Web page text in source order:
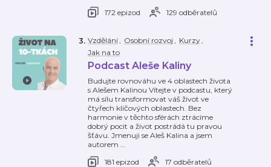
172 epizod
129 odběratelů
Vzdělání, Osobní rozvoj , Kurzy,
Jak na to
Podcast Aleše Kaliny
Budujte rovnováhu ve 4 oblastech života
s Alešem Kalinou Vítejte v podcastu, který
má sílu transformovat váš život ve
čtyřech klíčových oblastech. Bez
harmonie v těchto sférách ztrácíme
dobrý pocit a život postrádá tu pravou
šťávu. Jmenuji se Aleš Kalina a jsem
autorem …
181 epizod
17 odběratelů
3.